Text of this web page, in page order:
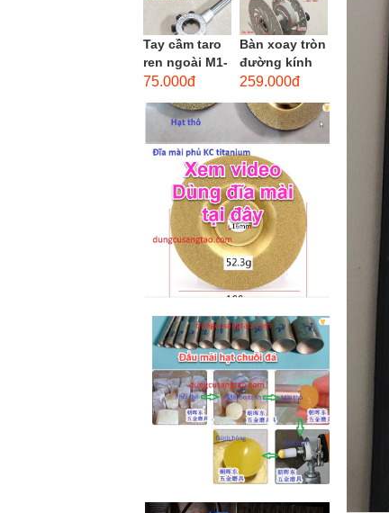
Tay cầm taro
ren ngoài M1-
M1.8 (mã
vặn Bàn ren
75.000đ
Bàn xoay tròn
đường kính
22cm bằng
259.000đ